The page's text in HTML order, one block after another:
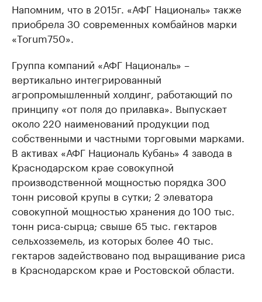
Напомним, что в 2015г. «АФГ Националь» также
приобрела 30 современных комбайнов марки
«Torum750».
Группа компаний «АФГ Националь» –
вертикально интегрированный
агропромышленный холдинг, работающий по
принципу «от поля до прилавка». Выпускает
около 220 наименований продукции под
собственными и частными торговыми марками.
В активах «АФГ Националь Кубань» 4 завода в
Краснодарском крае совокупной
производственной мощностью порядка 300
тонн рисовой крупы в сутки; 2 элеватора
совокупной мощностью хранения до 100 тыс.
тонн риса-сырца; свыше 65 тыс. гектаров
сельхозземель, из которых более 40 тыс.
гектаров задействовано под выращивание риса
в Краснодарском крае и Ростовской области.